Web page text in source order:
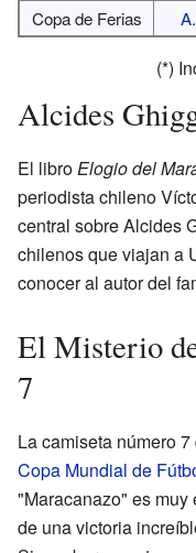
Copa de Ferias
(*)
Alcides
El libroElogio del
periodista chileno
central sobre Alcides
chilenos que viajan a
conocer al autor del
El Misterio
7
La camiseta número
Copa Mundial de
"Maracanazo" es
de una victoria